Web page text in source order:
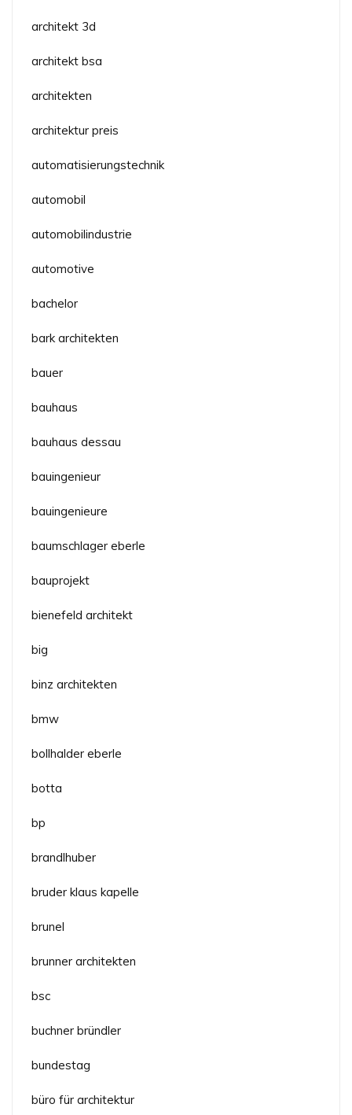
architekt 3d
architekt bsa
architekten
architektur preis
automatisierungstechnik
automobil
automobilindustrie
automotive
bachelor
bark architekten
bauer
bauhaus
bauhaus dessau
bauingenieur
bauingenieure
baumschlager eberle
bauprojekt
bienefeld architekt
big
binz architekten
bmw
bollhalder eberle
botta
bp
brandlhuber
bruder klaus kapelle
brunel
brunner architekten
bsc
buchner bründler
bundestag
büro für architektur